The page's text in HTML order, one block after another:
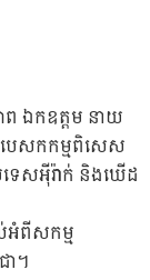
ព ឯកឧត្តម នាយ
បេសកកម្មពិសេស
េសអ៉ីរ៉ាក់ និងឃើដ
អំពីសកម្ម
ា។